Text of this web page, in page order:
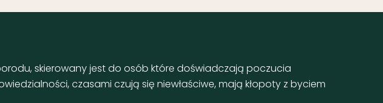
skierowany jest do osób które doświadczają poczucia
czasami czują się niewłaściwe, mają kłopoty z byciem